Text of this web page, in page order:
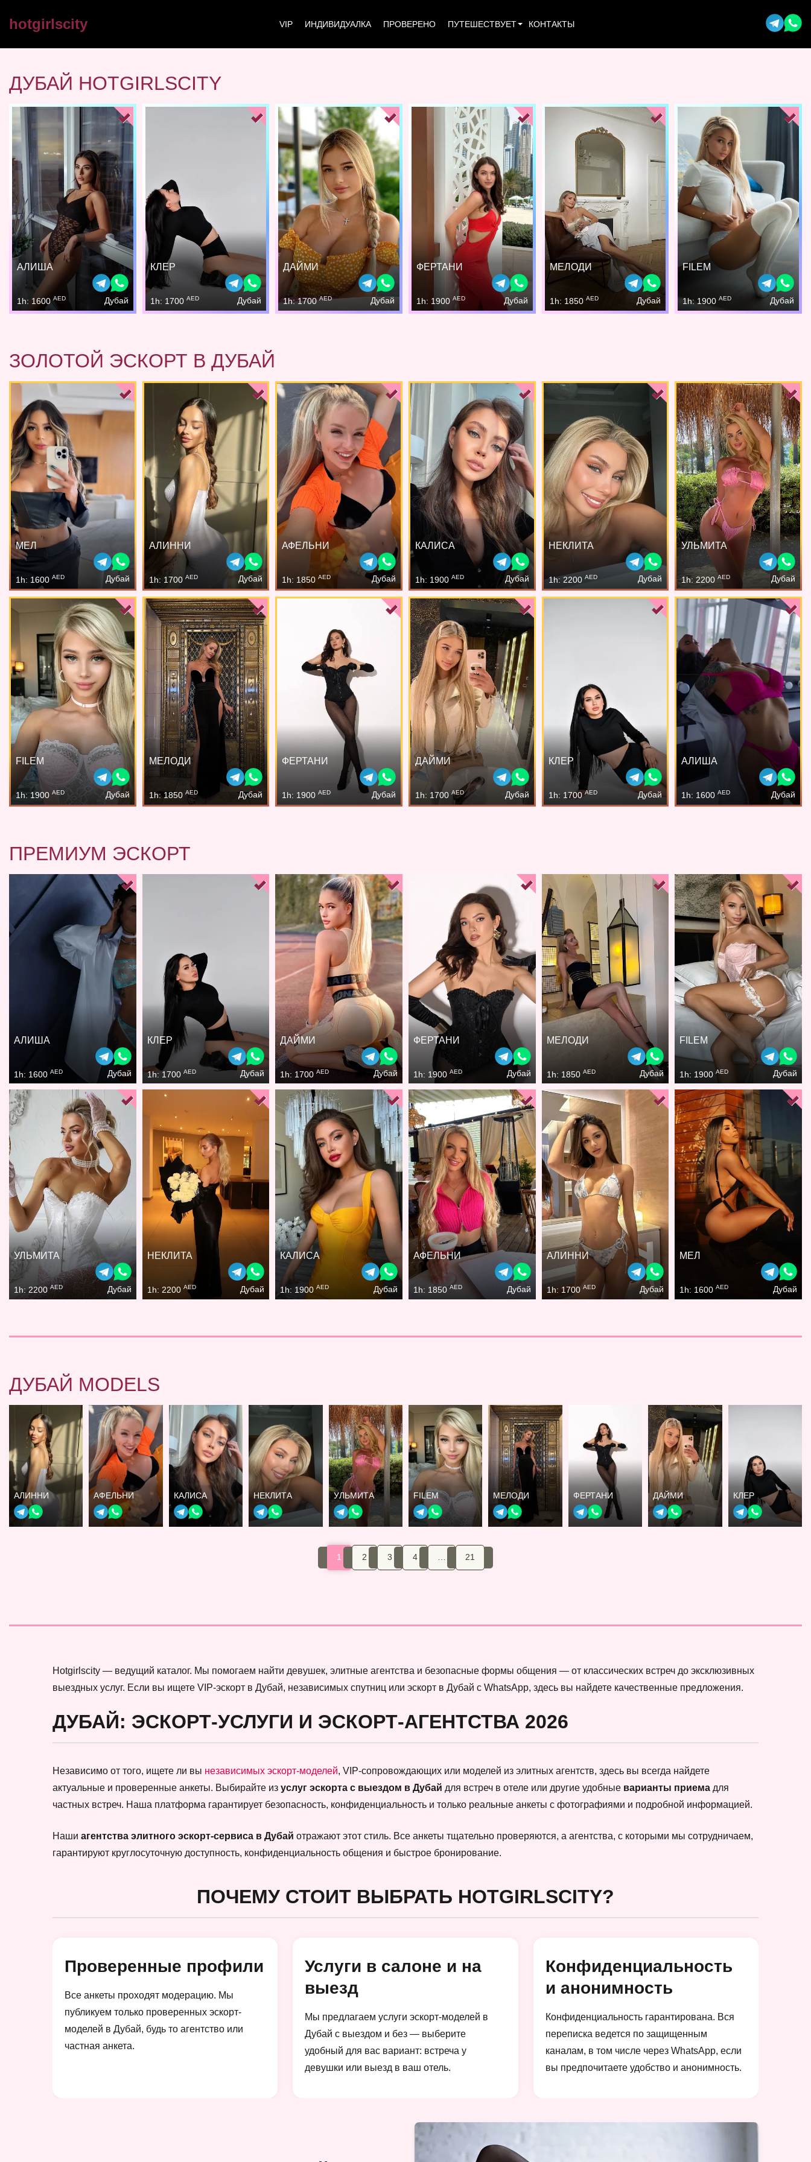
hotgirlscity VIP ИНДИВИДУАЛКА ПРОВЕРЕНО ПУТЕШЕСТВУЕТ КОНТАКТЫ
ДУБАЙ HOTGIRLSCITY
АЛИША
1h: 1600AED Дубай
КЛЕР
1h: 1700 AED Дубай
ДАЙМИ
1h: 1700AED Дубай
ФЕРТАНИ
1h: 1900 AED Дубай
МЕЛОДИ
1h: 1850 AED Дубай
FILEM
1h: 1900AED Дубай
ЗОЛОТОЙ ЭСКОРТ В ДУБАЙ
МЕЛ
1h: 1600 AED Дубай
АЛИННИ
1h: 1700 AED Дубай
АФЕЛЬНИ
1h: 1850AED Дубай
КАЛИСА
1h: 1900 AED Дубай
НЕКЛИТА
1h: 2200 AED Дубай
УЛЬМИТА
1h: 2200AED Дубай
FILEM
1h: 1900 AED Дубай
МЕЛОДИ
1h: 1850 AED Дубай
ФЕРТАНИ
1h: 1900AED Дубай
ДАЙМИ
1h: 1700 AED Дубай
КЛЕР
1h: 1700AED Дубай
АЛИША
1h: 1600AED Дубай
ПРЕМИУМ ЭСКОРТ
АЛИША
1h: 1600 AED Дубай
КЛЕР
1h: 1700 AED Дубай
ДАЙМИ
1h: 1700AED Дубай
ФЕРТАНИ
1h: 1900 AED Дубай
МЕЛОДИ
1h: 1850 AED Дубай
FILEM
1h: 1900AED Дубай
УЛЬМИТА
1h: 2200AED Дубай
НЕКЛИТА
1h: 2200 AED Дубай
КАЛИСА
1h: 1900AED Дубай
АФЕЛЬНИ
1h: 1850 AED Дубай
АЛИННИ
1h: 1700 AED Дубай
МЕЛ
1h: 1600AED Дубай
ДУБАЙ MODELS
АЛИННИ АФЕЛЬНИ КАЛИСА НЕКЛИТА УЛЬМИТА FILEM МЕЛОДИ ФЕРТАНИ ДАЙМИ КЛЕР
1 2 3 4 21
Hotgirlscity — ведущий каталог. Мы помогаем найти девушек, элитные агентства и безопасные формы общения — от классических встреч до эксклюзивных
выездных услуг. Если вы ищете VIP-эскорт в Дубай, независимых спутниц или эскорт в Дубай с WhatsApp, здесь вы найдете качественные предложения.
ДУБАЙ: ЭСКОРТ-УСЛУГИ И ЭСКОРТ-АГЕНТСТВА 2026
Независимо от того, ищете ли вы независимых эскорт-моделей, VIP-сопровождающих или моделей из элитных агентств, здесь вы всегда найдете
актуальные и проверенные анкеты. Выбирайте из услуг эскорта с выездом в Дубай для встреч в отеле или другие удобные варианты приема для
частных встреч. Наша платформа гарантирует безопасность, конфиденциальность и только реальные анкеты с фотографиями и подробной информацией.
Наши агентства элитного эскорт-сервиса в Дубай отражают этот стиль. Все анкеты тщательно проверяются, а агентства, с которыми мы сотрудничаем,
гарантируют круглосуточную доступность, конфиденциальность общения и быстрое бронирование.
ПОЧЕМУ СТОИТ ВЫБРАТЬ HOTGIRLSCITY?
Проверенные профили
Все анкеты проходят модерацию. Мы
публикуем только проверенных эскорт-
моделей в Дубай, будь то агентство или
частная анкета.
Услуги в салоне и на
выезд
Мы предлагаем услуги эскорт-моделей в
Дубай с выездом и без — выберите
удобный для вас вариант: встреча у
девушки или выезд в ваш отель.
Конфиденциальность
и анонимность
Конфиденциальность гарантирована. Вся
переписка ведется по защищенным
каналам, в том числе через WhatsApp, если
вы предпочитаете удобство и анонимность.